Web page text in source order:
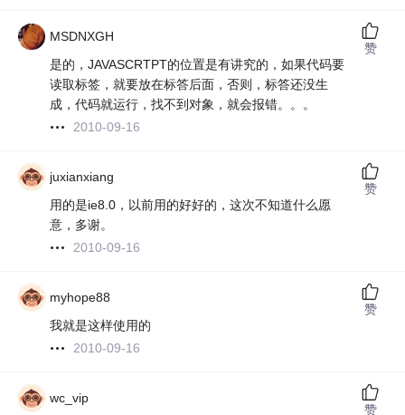
MSDNXGH
是的，JAVASCRTPT的位置是有讲究的，如果代码要
读取标签，就要放在标答后面，否则，标答还没生
成，代码就运行，找不到对象，就会报错。。。
2010-09-16
赞
juxianxiang
用的是ie8.0，以前用的好好的，这次不知道什么愿
意，多谢。
2010-09-16
赞
myhope88
我就是这样使用的
2010-09-16
赞
wc_vip
赞